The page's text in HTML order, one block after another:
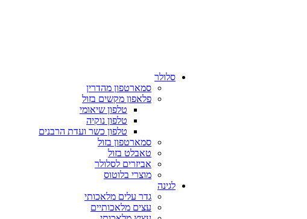
סלולר
סמארטפון מהדרין
פלאפון מקשים בזול
טלפון שיאומי
טלפון נוקיה
טלפון כשר ועדת הרבנים
סמארטפון בזול
טאבלט בזול
אביזרים לסלולר
מוצרי בלוטוס
לגינה
גדר עלים מלאכותי
עצים מלאכותיים